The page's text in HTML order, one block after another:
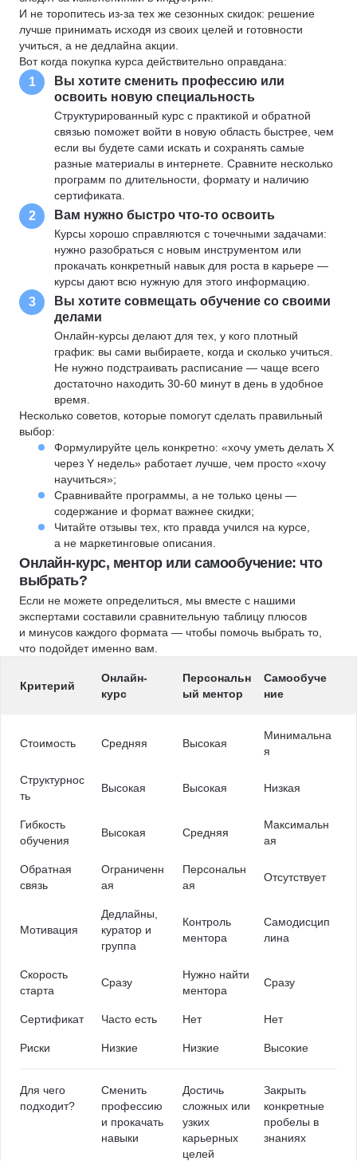
И не торопитесь из-за тех же сезонных скидок: решение
лучше принимать исходя из своих целей и готовности
учиться, а не дедлайна акции.
Вот когда покупка курса действительно оправдана:
1
Вы хотите сменить профессию или
освоить новую специальность
Структурированный курс с практикой и обратной
связью поможет войти в новую область быстрее, чем
если вы будете сами искать и сохранять самые
разные материалы в интернете. Сравните несколько
программ по длительности, формату и наличию
сертификата.
2 Вам нужно быстро что-то освоить
Курсы хорошо справляются с точечными задачами:
нужно разобраться с новым инструментом или
прокачать конкретный навык для роста в карьере —
курсы дают всю нужную для этого информацию.
3
Вы хотите совмещать обучение со своими
делами
Онлайн-курсы делают для тех, у кого плотный
график: вы сами выбираете, когда и сколько учиться.
Не нужно подстраивать расписание — чаще всего
достаточно находить 30-60 минут в день в удобное
время.
Несколько советов, которые помогут сделать правильный
выбор:
Формулируйте цель конкретно: «хочу уметь делать X
через Y недель» работает лучше, чем просто «хочу
научиться»;
Сравнивайте программы, а не только цены —
содержание и формат важнее скидки;
Читайте отзывы тех, кто правда учился на курсе,
а не маркетинговые описания.
Онлайн-курс, ментор или самообучение: что
выбрать?
Если не можете определиться, мы вместе с нашими
экспертами составили сравнительную таблицу плюсов
и минусов каждого формата — чтобы помочь выбрать то,
что подойдет именно вам.
Критерий
Онлайн-
курс
Персональн
ый ментор
Самообуче
ние
Стоимость Средняя Высокая
Минимальна
я
Структурнос
ть
Высокая Высокая Низкая
Гибкость
обучения
Высокая Средняя
Максимальн
ая
Обратная
связь
Ограниченн
ая
Персональн
ая
Отсутствует
Мотивация
Дедлайны,
куратор и
группа
Контроль
ментора
Самодисцип
лина
Скорость
старта
Сразу
Нужно найти
ментора
Сразу
Сертификат Часто есть Нет Нет
Риски Низкие Низкие Высокие
Для чего
подходит?
Сменить
профессию
и прокачать
навыки
Достичь
сложных или
узких
карьерных
целей
Закрыть
конкретные
пробелы в
знаниях